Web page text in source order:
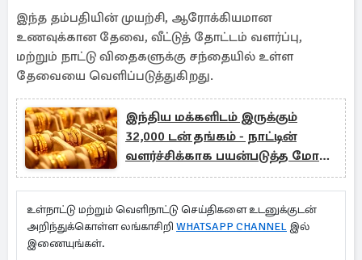
இந்த தம்பதியின் முயற்சி, ஆரோக்கியமான
உணவுக்கான தேவை, வீட்டுத் தோட்டம் வளர்ப்பு,
மற்றும் நாட்டு விதைகளுக்கு சந்தையில் உள்ள
தேவையை வெளிப்படுத்துகிறது.
இந்திய மக்களிடம் இருக்கும்
32,000 டன் தங்கம் - நாட்டின்
வளர்ச்சிக்காக பயன்படுத்த மோடி
திட்டம்
உள்நாட்டு மற்றும் வெளிநாட்டு செய்திகளை உடனுக்குடன்
அறிந்துக்கொள்ள லங்காசிறி WHATSAPP CHANNEL இல்
இணையுங்கள்.